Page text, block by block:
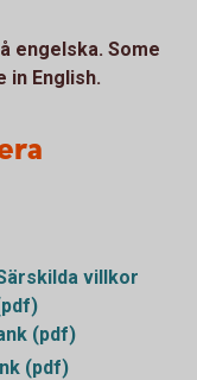
engelska. Some
in English.
villkor
(pdf)
(pdf)